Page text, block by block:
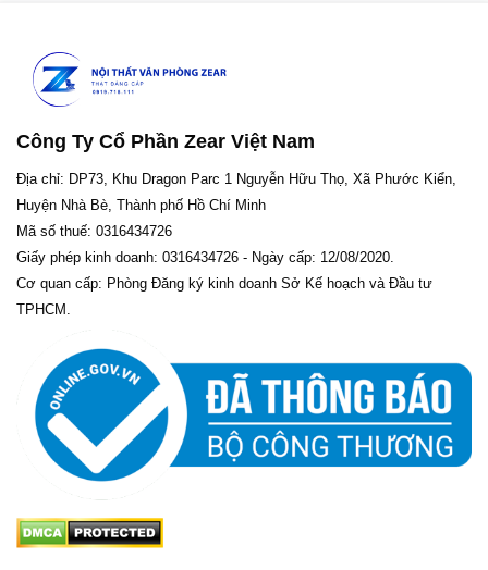
Công Ty Cổ Phần Zear Việt Nam
Địa chỉ: DP73, Khu Dragon Parc 1 Nguyễn Hữu Thọ, Xã Phước Kiển,
Huyện Nhà Bè, Thành phố Hồ Chí Minh
Mã số thuế: 0316434726
Giấy phép kinh doanh: 0316434726 - Ngày cấp: 12/08/2020.
Cơ quan cấp: Phòng Đăng ký kinh doanh Sở Kế hoạch và Đầu tư
TPHCM.